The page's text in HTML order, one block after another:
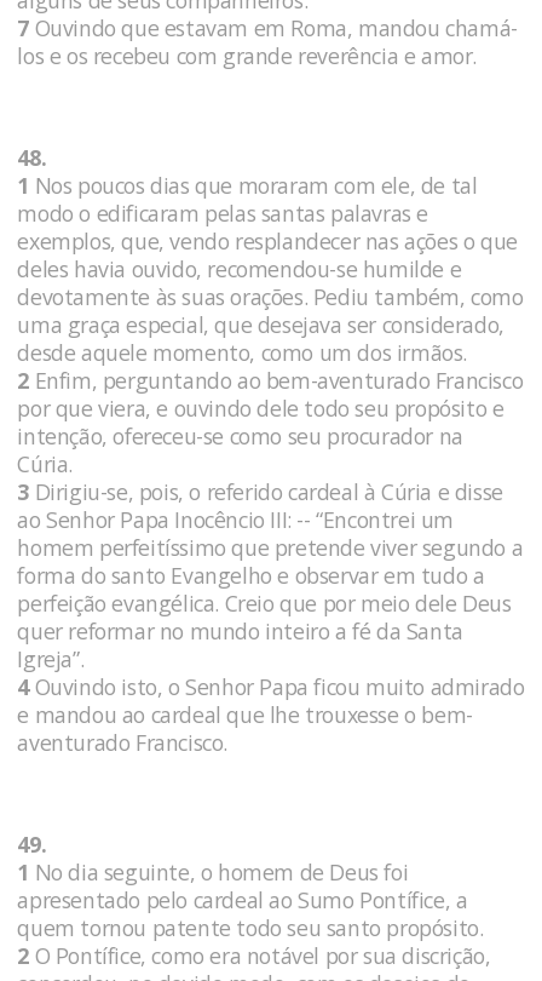
7 Ouvindo que estavam em Roma, mandou chamá-
los e os recebeu com grande reverência e amor.
48.
1 Nos poucos dias que moraram com ele, de tal
modo o edificaram pelas santas palavras e
exemplos, que, vendo resplandecer nas ações o que
deles havia ouvido, recomendou-se humilde e
devotamente às suas orações. Pediu também, como
uma graça especial, que desejava ser considerado,
desde aquele momento, como um dos irmãos.
2 Enfim, perguntando ao bem-aventurado Francisco
por que viera, e ouvindo dele todo seu propósito e
intenção, ofereceu-se como seu procurador na
Cúria.
3 Dirigiu-se, pois, o referido cardeal à Cúria e disse
ao Senhor Papa Inocêncio III: -- “Encontrei um
homem perfeitíssimo que pretende viver segundo a
forma do santo Evangelho e observar em tudo a
perfeição evangélica. Creio que por meio dele Deus
quer reformar no mundo inteiro a fé da Santa
Igreja”.
4Ouvindo isto, o Senhor Papa ficou muito admirado
e mandou ao cardeal que lhe trouxesse o bem-
aventurado Francisco.
49.
1 No dia seguinte, o homem de Deus foi
apresentado pelo cardeal ao Sumo Pontífice, a
quem tornou patente todo seu santo propósito.
2 O Pontífice, como era notável por sua discrição,